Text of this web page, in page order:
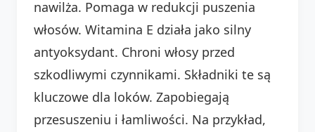
nawilża. Pomaga w redukcji puszenia
włosów. Witamina E działa jako silny
antyoksydant. Chroni włosy przed
szkodliwymi czynnikami. Składniki te są
kluczowe dla loków. Zapobiegają
przesuszeniu i łamliwości. Na przykład,